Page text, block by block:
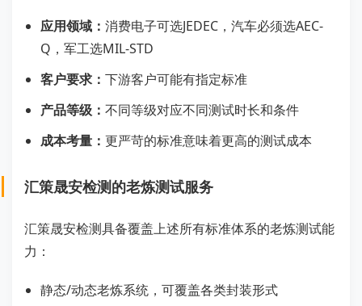
应用领域： 消费电子可选JEDEC，汽车必须选AEC-
Q，军工选MIL-STD
客户要求： 下游客户可能有指定标准
产品等级： 不同等级对应不同测试时长和条件
成本考量： 更严苛的标准意味着更高的测试成本
汇策晟安检测的老炼测试服务
汇策晟安检测具备覆盖上述所有标准体系的老炼测试能
力：
静态/动态老炼系统，可覆盖各类封装形式